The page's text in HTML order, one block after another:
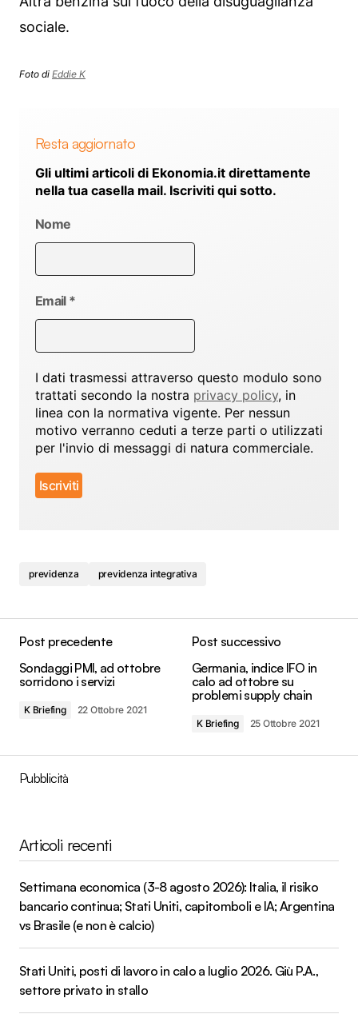
sociale.
Foto di Eddie K
Resta aggiornato
Gli ultimi articoli di Ekonomia.it direttamente
nella tua casella mail. Iscriviti qui sotto.
Nome
Email *
I dati trasmessi attraverso questo modulo sono
trattati secondo la nostra privacy policy, in
linea con la normativa vigente. Per nessun
motivo verranno ceduti a terze parti o utilizzati
per l'invio di messaggi di natura commerciale.
previdenza previdenza integrativa
Post precedente
Sondaggi PMI, ad ottobre
sorridono i servizi
K Briefing 22 Ottobre 2021
Post successivo
Germania, indice IFO in
calo ad ottobre su
problemi supply chain
K Briefing 25 Ottobre 2021
Pubblicità
Articoli recenti
Settimana economica (3-8 agosto 2026): Italia, il risiko
bancario continua; Stati Uniti, capitomboli e IA; Argentina
vs Brasile (e non è calcio)
Stati Uniti, posti di lavoro in calo a luglio 2026. Giù P.A.,
settore privato in stallo